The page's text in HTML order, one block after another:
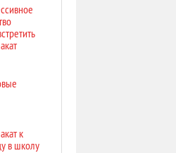
к
в школу